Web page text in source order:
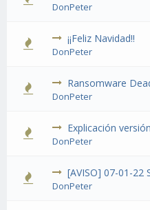
DonPeter
¡¡Feliz Navidad!!
DonPeter
Ransomware
DonPeter
Explicación
DonPeter
[AVISO] 07-01-22
DonPeter